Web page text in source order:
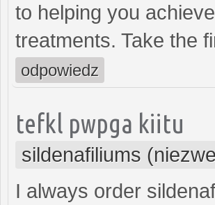
to helping you
treatments. Take the
odpowiedz
tefkl pwpga kiitu
sildenafiliums
I always order